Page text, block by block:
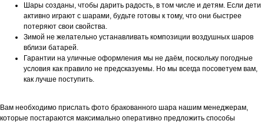
Шары созданы, чтобы дарить радость, в том числе и детям. Если дети
активно играют с шарами, будьте готовы к тому, что они быстрее
потеряют свои свойства.
Зимой не желательно устанавливать композиции воздушных шаров
вблизи батарей.
Гарантии на уличные оформления мы не даём, поскольку погодные
условия как правило не предсказуемы. Но мы всегда посоветуем вам,
как лучше поступить.
Вам необходимо прислать фото бракованного шара нашим менеджерам,
которые постараются максимально оперативно предложить способы